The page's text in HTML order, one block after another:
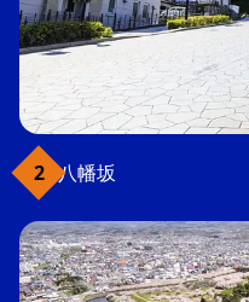
八幡坂